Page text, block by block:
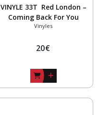
VINYLE 33T Red London –
Coming Back For You
Vinyles
20€